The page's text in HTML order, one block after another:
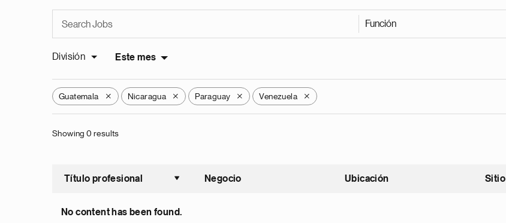
Función
División Este mes
Guatemala X Nicaragua X Paraguay X Venezuela X
Showing 0 results
Título profesional
Ordenar ascendente
Negocio Ubicación Sitio
No content has been found.